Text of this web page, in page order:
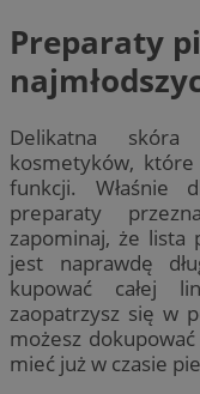
Preparaty
Delikatna skóra
kosmetyków,
funkcji. Właśnie
preparaty
zapominaj, że lista
jest naprawdę
kupować całej
zaopatrzysz się w
możesz
mieć już w czasie